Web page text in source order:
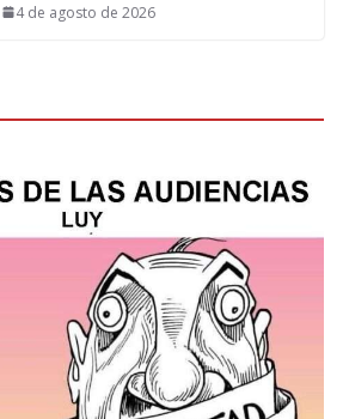
4 de agosto de 2026